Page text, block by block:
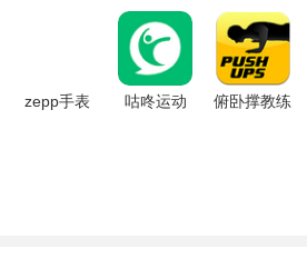
zepp手表
咕咚运动 俯卧撑教练